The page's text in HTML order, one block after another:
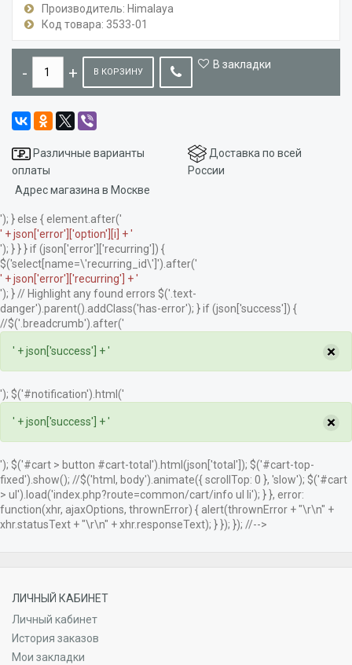
Производитель: Himalaya
Код товара: 3533-01
В КОРЗИНУ
В закладки
Различные варианты
оплаты
Доставка по всей
России
Адрес магазина в Москве
'); } else { element.after('
' + json['error']['option'][i] + '
'); } } } if (json['error']['recurring']) {
$('select[name=\'recurring_id\']').after('
' + json['error']['recurring'] + '
'); } // Highlight any found errors $('.text-
danger').parent().addClass('has-error'); } if (json['success']) {
//$('.breadcrumb').after('
' + json['success'] + ' ×
'); $('#notification').html('
' + json['success'] + ' ×
'); $('#cart > button #cart-total').html(json['total']); $('#cart-top-
fixed').show(); //$('html, body').animate({ scrollTop: 0 }, 'slow'); $('#cart
> ul').load('index.php?route=common/cart/info ul li'); } }, error:
function(xhr, ajaxOptions, thrownError) { alert(thrownError + "\r\n" +
xhr.statusText + "\r\n" + xhr.responseText); } }); }); //-->
ЛИЧНЫЙ КАБИНЕТ
Личный кабинет
История заказов
Мои закладки